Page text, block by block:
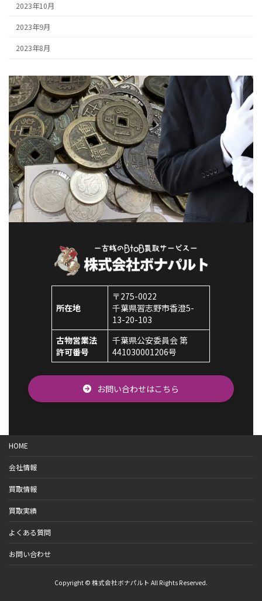
2023年10月
2023年9月
2023年8月
所在地
〒275-0022
千葉県習志野市香澄5-
13-20-103
古物営業法
許可番号
千葉県公安委員会 第
441030001206号
お問い合わせはこちら
HOME
会社情報
買取情報
買取実績
よくある質問
お問い合わせ
Copyright © 株式会社ボナパルト All Rights Reserved.